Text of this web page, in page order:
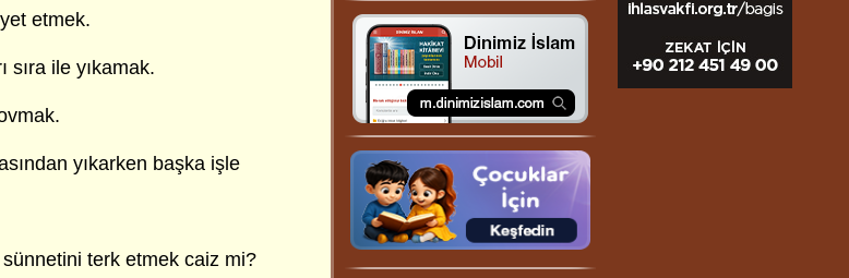
etmek.
sıra ile yıkamak.
yıkarken başka işle
terk etmek caiz mi?